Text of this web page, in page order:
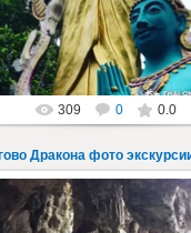
Всего лишь в ...
Thai-Online
309 0 0.0